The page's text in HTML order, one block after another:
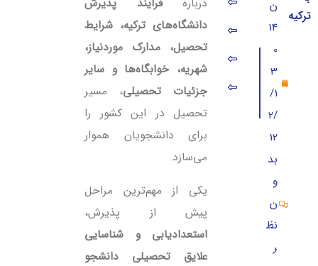
ترکیه
ن
14
0
3
/1
2/
12
بد
و
ن
نظ
ر
اعزام دانشجو به ترکیه چه مزایایی دارد؟
دانشگاه‌های ترکیه مورد تایید ایران
هزینه موسسات اعزام دانشجو به ترکیه
دربارهفرایند پذیرش
دانشگاه‌های ترکیه، شرایط
تحصیل، مدارک موردنیاز،
شهریه، خوابگاه‌ها و سایر
جزئیات تحصیلی، مسیر
تحصیل در این کشور را
برای دانشجویان هموار
می‌سازد.
یکی از مهم‌ترین مراحل
پیش از پذیرش،
استعدادیابی و شناسایی
علایق تحصیلی دانشجو